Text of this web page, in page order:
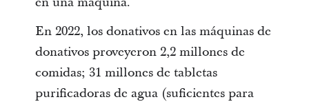
En 2022, los donativos en las máquinas de
donativos proveyeron 2,2 millones de
comidas; 31 millones de tabletas
purificadoras de agua (suficientes para